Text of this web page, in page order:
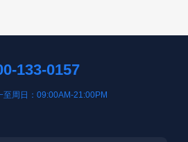
133-0157
至周日：09:00AM-21:00PM